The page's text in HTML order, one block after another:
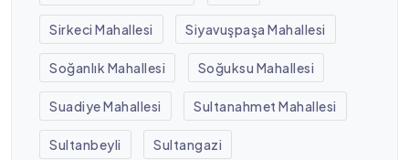
Sirkeci Mahallesi Siyavuşpaşa Mahallesi
Soğanlık Mahallesi Soğuksu Mahallesi
Suadiye Mahallesi Sultanahmet Mahallesi
Sultanbeyli Sultangazi